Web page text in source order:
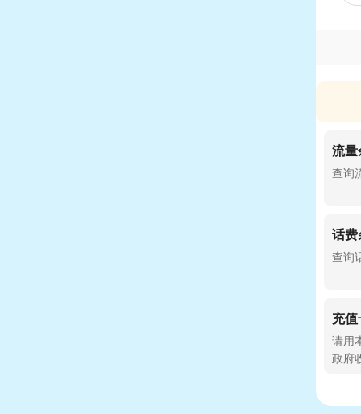
流量
查询
话费
查询
充值
请用
政府